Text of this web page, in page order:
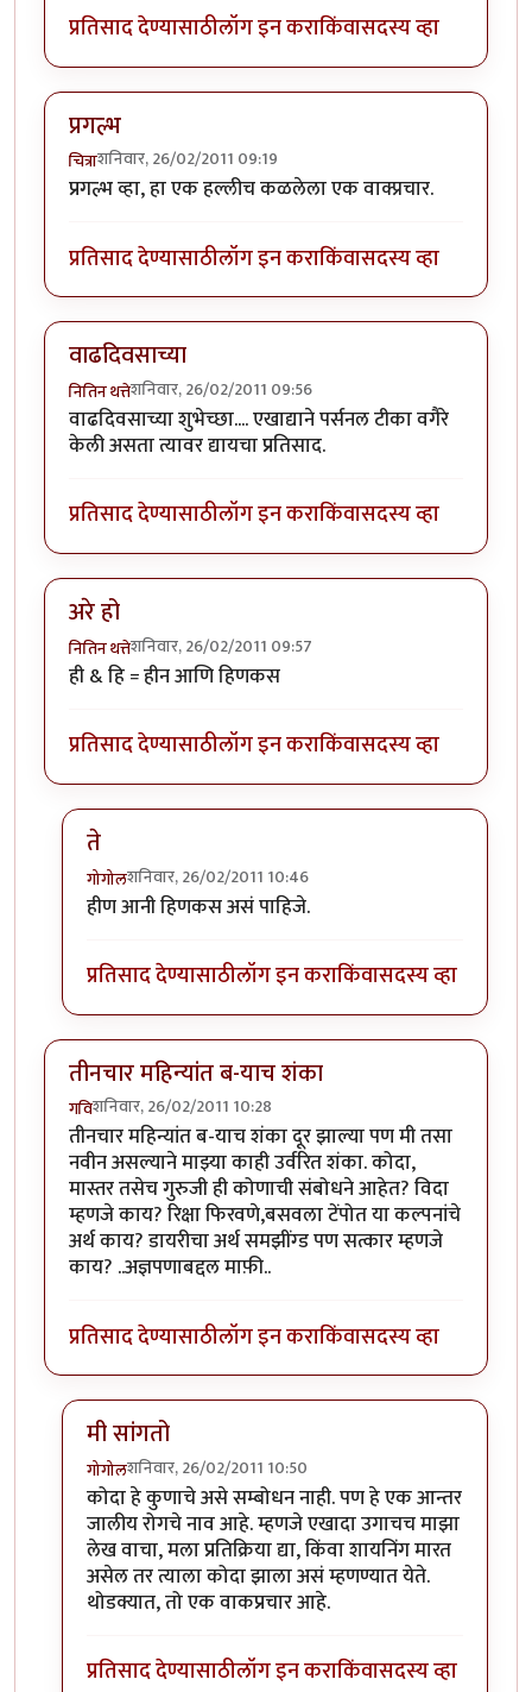
प्रतिसाद देण्यासाठीलॉग इन कराकिंवासदस्य व्हा
प्रगल्भ
चित्राशनिवार, 26/02/2011 09:19
प्रगल्भ व्हा, हा एक हल्लीच कळलेला एक वाक्प्रचार.
प्रतिसाद देण्यासाठीलॉग इन कराकिंवासदस्य व्हा
वाढदिवसाच्या
नितिन थत्तेशनिवार, 26/02/2011 09:56
वाढदिवसाच्या शुभेच्छा.... एखाद्याने पर्सनल टीका वगैरे
केली असता त्यावर द्यायचा प्रतिसाद.
प्रतिसाद देण्यासाठीलॉग इन कराकिंवासदस्य व्हा
अरे हो
नितिन थत्तेशनिवार, 26/02/2011 09:57
ही & हि = हीन आणि हिणकस
प्रतिसाद देण्यासाठीलॉग इन कराकिंवासदस्य व्हा
ते
गोगोलशनिवार, 26/02/2011 10:46
In reply toअरे होbyनितिन थत्ते
हीण आनी हिणकस असं पाहिजे.
प्रतिसाद देण्यासाठीलॉग इन कराकिंवासदस्य व्हा
तीनचार महिन्यांत ब-याच शंका
गविशनिवार, 26/02/2011 10:28
तीनचार महिन्यांत ब-याच शंका दूर झाल्या पण मी तसा
नवीन असल्याने माझ्या काही उर्वरित शंका. कोदा,
मास्तर तसेच गुरुजी ही कोणाची संबोधने आहेत? विदा
म्हणजे काय? रिक्षा फिरवणे,बसवला टेंपोत या कल्पनांचे
अर्थ काय? डायरीचा अर्थ समझींग्ड पण सत्कार म्हणजे
काय? ..अज्ञपणाबद्दल माफ़ी..
प्रतिसाद देण्यासाठीलॉग इन कराकिंवासदस्य व्हा
मी सांगतो
गोगोलशनिवार, 26/02/2011 10:50
In reply toतीनचार महिन्यांत ब-याच शंकाbyगवि
कोदा हे कुणाचे असे सम्बोधन नाही. पण हे एक आन्तर
जालीय रोगचे नाव आहे. म्हणजे एखादा उगाचच माझा
लेख वाचा, मला प्रतिक्रिया द्या, किंवा शायनिंग मारत
असेल तर त्याला कोदा झाला असं म्हणण्यात येते.
थोडक्यात, तो एक वाकप्रचार आहे.
प्रतिसाद देण्यासाठीलॉग इन कराकिंवासदस्य व्हा